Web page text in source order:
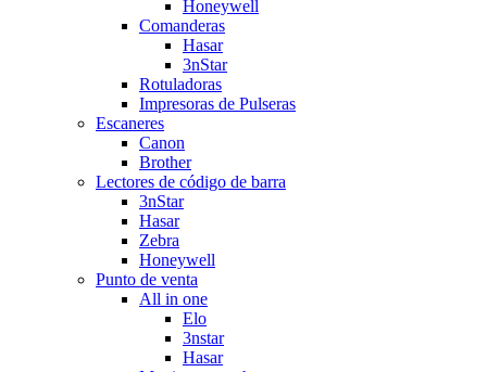
Honeywell
Comanderas
Hasar
3nStar
Rotuladoras
Impresoras de Pulseras
Escaneres
Canon
Brother
Lectores de código de barra
3nStar
Hasar
Zebra
Honeywell
Punto de venta
All in one
Elo
3nstar
Hasar